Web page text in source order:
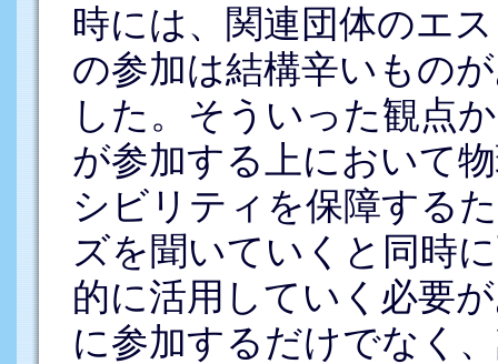
時には、関連団体のエ
の参加は結構辛いもの
した。そういった観点
が参加する上において
シビリティを保障する
ズを聞いていくと同時
的に活用していく必要
に参加するだけでなく